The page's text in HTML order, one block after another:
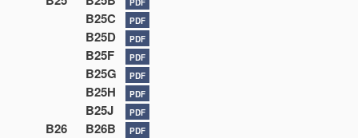
PDF
B25C PDF
B25D PDF
B25F PDF
B25G PDF
B25H PDF
B25J PDF
B26 B26B PDF